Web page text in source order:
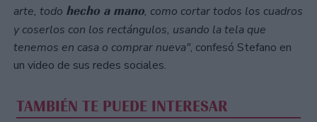
arte, todo hecho a mano, como cortar todos los cuadros
y coserlos con los rectángulos, usando la tela que
tenemos en casa o comprar nueva", confesó Stefano en
un video de sus redes sociales.
TAMBIÉN TE PUEDE INTERESAR